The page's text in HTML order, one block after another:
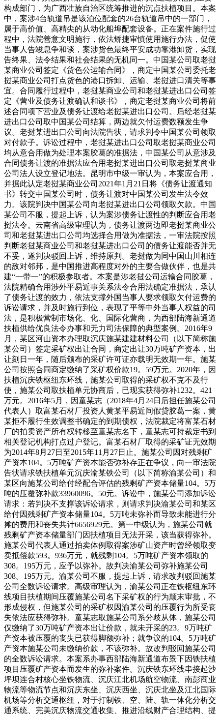
构成部门，为广西壮族自治区统筹推进的沉点扶植项目。本案
中，案涉4台轨道吊是该泊位配套的26台轨道吊中的一部门，
属于高价值、高精尖的从动化船埠配套设备。正在案件施行过
程中，法院善意文明施行，依法矫捷审慎使用施行办法，促使
当事人告竣息争和谈，案涉货色最终平安成功靠港卸货，实现
告终果、法令结果和社会结果的无机同一。中国某公司取老挝
某商业公司签定《货色公运输合同》，商定中国某公司委托老
挝某商业公司打点货色的港口拆卸、运输、老挝进口清关等事
宜。合同履行过程中，老挝某商业公司和老挝某进出口公司签
定《营业及债务让渡确认和谈书》，商定老挝某商业公司将前
述合同项下营业及债务让渡给老挝某进出口公司。后经老挝某
进出口公司取中国某公司结算，两边就欠付运费数额发生争
议。老挝某进出口公司向法院告状，请求判令中国某公司领取
对付款子。诉讼过程中，老挝某进出口公司取老挝某商业公司
均从意合用做为处理本案胶葛的准据法，中国某公司从意涉及
合同债务让渡的准据法应合用老挝某进出口公司取老挝某商业
公司法人设立登记地法。昆明市中级一审认为，本案应合用，
并据此认定老挝某商业公司2021年1月21日将《债务让渡通知
书》转交中国某公司时，债务让渡对中国某公司发生法令效
力。该院判决中国某公司向老挝某进出口公司领取欠款。中国
某公司不服，提起上诉，认为案涉债务让渡性的判断应合用老
挝法令。云南省高级审理认为，债务让渡两边即老挝某商业公
司和老挝某进出口公司均选择合用做为准据法，一审法院按照
判断老挝某商业公司和老挝某进出口公司的债务让渡能否并无
不妥，遂判决驳回上诉，维持原判。老挝做为同中国山川相连
的敌对邻邦，是中国推进高程度对外的主要合做伙伴，也是共
建“一带一”的积极参取者。本案是涉老挝公司运输合同胶葛，
法院精确合用涉外平易近事关系法令合用法确定准据法，承认
了债务让渡的效力，依法支撑外国当事人要求领取欠付运费的
诉讼请求，并及时施行到位，表现了平等中外当事人权益的司
法，是积极营制市场化、化、国际化营商，为西部陆海新通道
扶植供给优良法令办事和无力司法保障的典型案例。2016年9
月，某区河山资本办理取沉庆施某建建材料公司（以下简称施
某公司）签定采矿权出让合同，商定出让30万吨矿产资本，出
让刻日一年，随后颁布的采矿许可证亦载明无效期一年。施某
公司按照合同商定缴纳了采矿权价款19。59万元。2020年，因
扶植沉庆铁枢纽东环线，施某公司取得的采矿权不克不及行
使，施某公司取扶植单元协商后，已现实获得弥补1232。421
万元。2016年5月，因童某志（2018年4月24日后担任施某公司
代表人）取富某石材厂投资人黄某平易近间假贷胶葛一案，黄
某拒不履行生效调整书确定的到期债权，法院裁定将富某石材
厂的拍卖资产所有权转移至童某志名下，童某志可持裁定书到
相关登记机构打点过户登记。富某石材厂取得的采矿证无效期
为2014年8月27日至2015年11月27日止。施某公司因对残剩矿
产资本104。5万吨矿产资本能否弥补存正在争议，向一审法院
告状请求铁扶植单元沉庆渝某铁公司（以下简称渝某公司）和
某区向施某公司给付经配合评估的残剩矿产资本储量104。5万
吨的压覆弥补款33960096。50元。诉讼中，施某公司添加诉讼
请求：若判决不支撑该诉讼请求，则请求判决渝某公司和某区
给付因残剩矿产资本储量104。5万吨未弥补而导致未能进行分
摊的费用和丧失共计6656929元。第一中级认为，施某公司就
残剩矿产资本储量部门因扶植项目无法开采，该当获得弥补。
施某公司代表人通过拍卖体例取得案涉矿山资产时曾经领取变
卖抵偿款593。936万元，就残剩104。5万吨矿产资本领取的
308。195万元，应予以弥补。故判决渝某公司弥补施某公司
308。195万元。渝某公司不服，提起上诉，请求改判驳回施某
公司全数诉讼请求。高级审理认为，渝某公司正在铁枢纽东环
线项目扶植期间压覆施某公司名下采矿权的行为颠末审批，不
形成侵权，但施某公司的采矿权因渝某公司的压覆行为所受丧
失依法应获得弥补。童某志取施某公司系分歧从体，施某公司
仅缴纳了30万吨矿产资本出让价款，就未开采的23。9万吨矿
产资本被压覆的丧失已获得脚额弥补；就争议的104。5万吨矿
产资本施某公司未缴纳价款，不该弥补。故改判驳回施某公司
的全数诉讼请求。本案系办事西部陆海新通道布景下因铁扶植
项目压覆矿产资本而发生的弥补案件。沉庆铁东环线串接起沙
坪坝连合村核心坐铁物流、沉庆江北机场航空物流、南彭商业
物流等物流节点和沉庆东坐、沉庆西坐、沉庆北坐及江北国际
机场等分析交通枢纽，对于打制铁、空、陆、轨一体化分析交
通系统、完美沉庆物流交通收集、推进沿线财产合理结构、提